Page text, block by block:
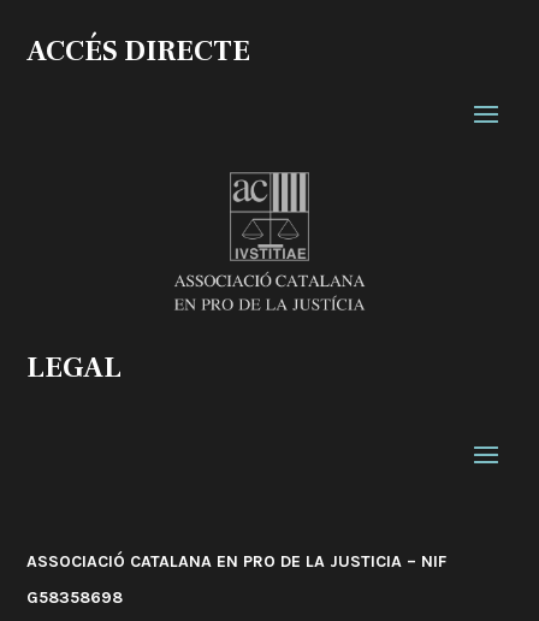
ACCÉS DIRECTE
LEGAL
ASSOCIACIÓ CATALANA EN PRO DE LA JUSTICIA – NIF
G58358698